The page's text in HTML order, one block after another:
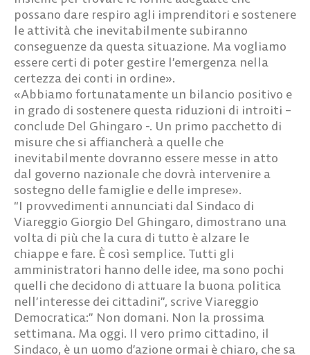
possano dare respiro agli imprenditori e sostenere
le attività che inevitabilmente subiranno
conseguenze da questa situazione. Ma vogliamo
essere certi di poter gestire l’emergenza nella
certezza dei conti in ordine».
«Abbiamo fortunatamente un bilancio positivo e
in grado di sostenere questa riduzioni di introiti –
conclude Del Ghingaro -. Un primo pacchetto di
misure che si affiancherà a quelle che
inevitabilmente dovranno essere messe in atto
dal governo nazionale che dovrà intervenire a
sostegno delle famiglie e delle imprese».
“I provvedimenti annunciati dal Sindaco di
Viareggio Giorgio Del Ghingaro, dimostrano una
volta di più che la cura di tutto è alzare le
chiappe e fare. È così semplice. Tutti gli
amministratori hanno delle idee, ma sono pochi
quelli che decidono di attuare la buona politica
nell’interesse dei cittadini”, scrive Viareggio
Democratica:” Non domani. Non la prossima
settimana. Ma oggi. Il vero primo cittadino, il
Sindaco, è un uomo d’azione ormai è chiaro, che sa